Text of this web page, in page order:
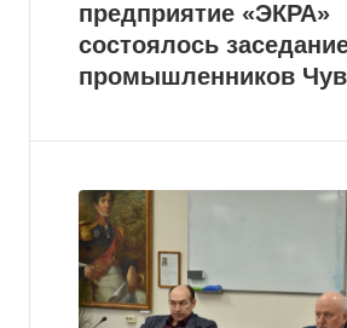
предприятие «ЭКРА»
состоялось
промышленников